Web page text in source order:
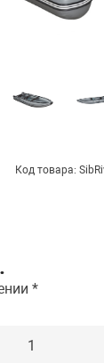
Код товара:
*